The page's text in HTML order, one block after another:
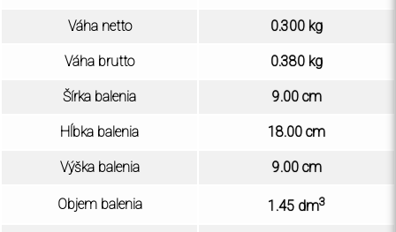
Váha netto 0.300 kg
Váha brutto 0.380 kg
Šírka balenia 9.00 cm
Hĺbka balenia 18.00 cm
Výška balenia 9.00 cm
Objem balenia 1.45 dm3